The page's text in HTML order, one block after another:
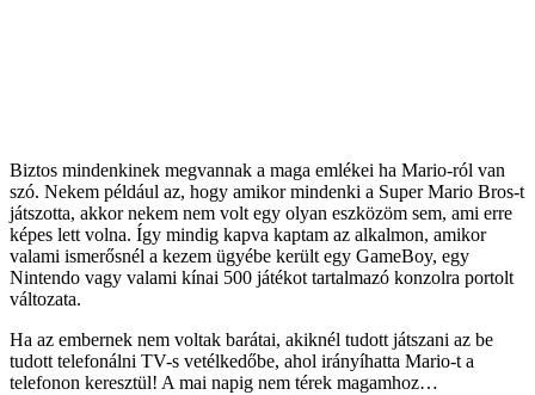
Biztos mindenkinek megvannak a maga emlékei ha Mario-ról van
szó. Nekem például az, hogy amikor mindenki a Super Mario Bros-t
játszotta, akkor nekem nem volt egy olyan eszközöm sem, ami erre
képes lett volna. Így mindig kapva kaptam az alkalmon, amikor
valami ismerősnél a kezem ügyébe került egy GameBoy, egy
Nintendo vagy valami kínai 500 játékot tartalmazó konzolra portolt
változata.
Ha az embernek nem voltak barátai, akiknél tudott játszani az be
tudott telefonálni TV-s vetélkedőbe, ahol irányíhatta Mario-t a
telefonon keresztül! A mai napig nem térek magamhoz…